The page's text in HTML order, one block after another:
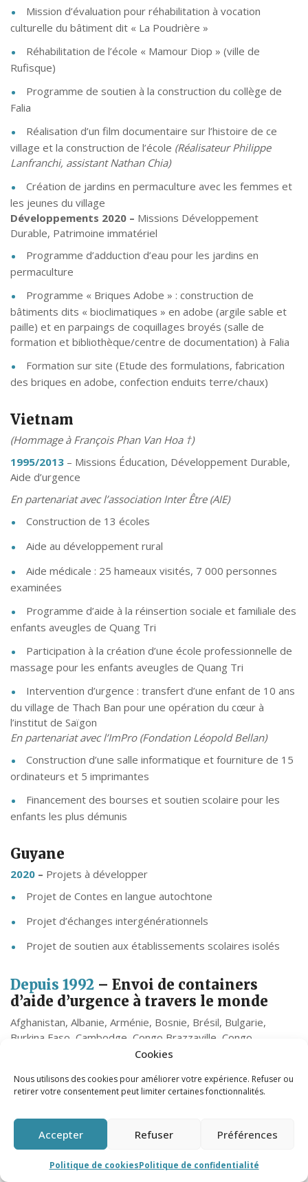
Cookies
Nous utilisons des cookies pour améliorer votre expérience. Refuser ou
retirer votre consentement peut limiter certaines fonctionnalités.
Accepter Refuser Préférences
Politique de cookiesPolitique de confidentialité
Mission d’évaluation pour réhabilitation à vocation
culturelle du bâtiment dit « La Poudrière »
Réhabilitation de l’école « Mamour Diop » (ville de
Rufisque)
Programme de soutien à la construction du collège de
Falia
Réalisation d’un film documentaire sur l’histoire de ce
village et la construction de l’école (Réalisateur Philippe
Lanfranchi, assistant Nathan Chia)
Création de jardins en permaculture avec les femmes et
les jeunes du village
Développements 2020 – Missions Développement
Durable, Patrimoine immatériel
Programme d’adduction d’eau pour les jardins en
permaculture
Programme « Briques Adobe » : construction de
bâtiments dits « bioclimatiques » en adobe (argile sable et
paille) et en parpaings de coquillages broyés (salle de
formation et bibliothèque/centre de documentation) à Falia
Formation sur site (Etude des formulations, fabrication
des briques en adobe, confection enduits terre/chaux)
Vietnam
(Hommage à François Phan Van Hoa †)
1995/2013 – Missions Éducation, Développement Durable,
Aide d’urgence
En partenariat avec l’association Inter Être (AIE)
Construction de 13 écoles
Aide au développement rural
Aide médicale : 25 hameaux visités, 7 000 personnes
examinées
Programme d’aide à la réinsertion sociale et familiale des
enfants aveugles de Quang Tri
Participation à la création d’une école professionnelle de
massage pour les enfants aveugles de Quang Tri
Intervention d’urgence : transfert d’une enfant de 10 ans
du village de Thach Ban pour une opération du cœur à
l’institut de Saïgon
En partenariat avec l’ImPro (Fondation Léopold Bellan)
Construction d’une salle informatique et fourniture de 15
ordinateurs et 5 imprimantes
Financement des bourses et soutien scolaire pour les
enfants les plus démunis
Guyane
2020 – Projets à développer
Projet de Contes en langue autochtone
Projet d’échanges intergénérationnels
Projet de soutien aux établissements scolaires isolés
Depuis 1992 – Envoi de containers
d’aide d’urgence à travers le monde
Afghanistan, Albanie, Arménie, Bosnie, Brésil, Bulgarie,
Burkina Faso, Cambodge, Congo Brazzaville, Congo
Kinshasa, Côte d’ivoire, Croatie, Cuba, Éthiopie, Haïti, Inde,
Mongolie, Niger, Palestine, République Dominicaine,
Roumanie, Russie, Rwanda, Sarajevo, Sénégal, Serbie,
La Maison de Sagesse
en quelques
chiffres(rapport d’activité 2019)